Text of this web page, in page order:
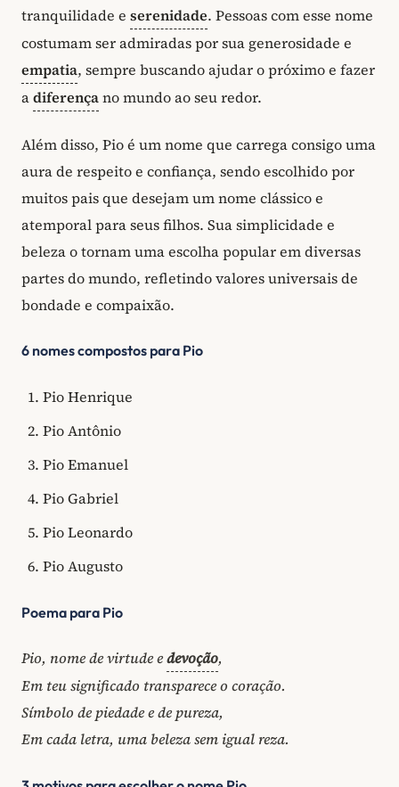
tranquilidade e serenidade. Pessoas com esse nome
costumam ser admiradas por sua generosidade e
empatia, sempre buscando ajudar o próximo e fazer
adiferençano mundo ao seu redor.
Além disso, Pio é um nome que carrega consigo uma
aura de respeito e confiança, sendo escolhido por
muitos pais que desejam um nome clássico e
atemporal para seus filhos. Sua simplicidade e
beleza o tornam uma escolha popular em diversas
partes do mundo, refletindo valores universais de
bondade e compaixão.
6 nomes compostos para Pio
Pio Henrique
Pio Antônio
Pio Emanuel
Pio Gabriel
Pio Leonardo
Pio Augusto
Poema para Pio
Pio, nome de virtude edevoção,
Em teu significado transparece o coração.
Símbolo de piedade e de pureza,
Em cada letra, uma beleza sem igual reza.